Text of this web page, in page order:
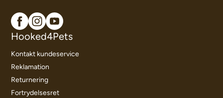
Hooked4Pets
Kontakt kundeservice
Reklamation
Returnering
Fortrydelsesret